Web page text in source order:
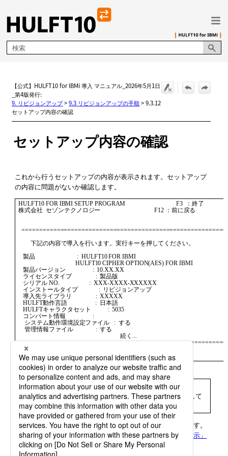
メイン コンテンツにスキップ
【公式】HULFT10 for IBMi 導入 マニュアル_2026年5月1日
_第4版発行:
9. リビジョンアップ>9.3 リビジョンアップの手順>9.3.12
セットアップ内容の確認
セットアップ内容の確認
これから行うセットアップの内容が表示されます。セットアップ
の内容に問題がないか確認します。
HULFT10 FOR IBMI SETUP PROGRAM                                  F3  ：終了
株式会社  セゾンテクノロジー                                    F12 ：前に戻る
         下記の内容で導入を行います。実行キーを押してください。
    製品                            :  HULFT10 FOR IBMI
                                       HULFT10 CIPHER OPTION(AES) FOR IBMI
    製品バージョン                  :  10.XX.XX
    ライセンスタイプ                :  製品版
    シリアル NO.                    :  XXX-XXXX-XXXXXX
    インストールタイプ              :  リビジョンアップ
    導入先ライブラリ                :  XXXXX
    HULFT動作言語                   :  日本語
    HULFTキャラクタセット           :  5035
    コンバート情報                  :
     システム動作環境設定ファイル   :  する
     管理情報ファイル               :  する
                                                                     続く...
画面9.10セットアップ内容の確認画面
= 備考 =
画面に表示されていない項目がある場合は、スクロールして
確認できます。
［実行］キーを押すと、セットアップ状況画面が表示されます。
セットアップ状況画面については、 「セットアップ状況の表示」
を参照してください。